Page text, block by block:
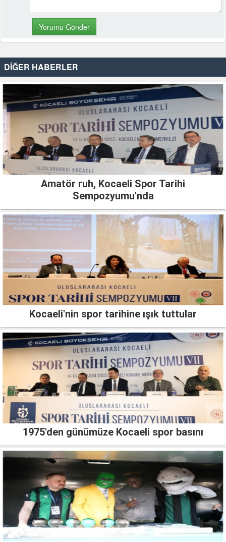
DİĞER HABERLER
Amatör ruh, Kocaeli Spor Tarihi
Sempozyumu'nda
Kocaeli'nin spor tarihine ışık tuttular
1975'den günümüze Kocaeli spor basını